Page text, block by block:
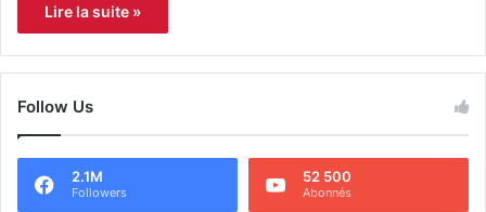
Lire la suite »
Follow Us
2.1M
Followers
52 500
Abonnés